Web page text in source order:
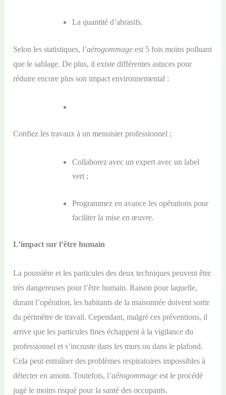
La quantité d’abrasifs.
Selon les statistiques, l’aérogommage est 5 fois moins polluant
que le sablage. De plus, il existe différentes astuces pour
réduire encore plus son impact environnemental :
Confiez les travaux à un menuisier professionnel ;
Collaborez avec un expert avec un label
vert ;
Programmez en avance les opérations pour
faciliter la mise en œuvre.
L’impact sur l’être humain
La poussière et les particules des deux techniques peuvent être
très dangereuses pour l’être humain. Raison pour laquelle,
durant l’opération, les habitants de la maisonnée doivent sortir
du périmètre de travail. Cependant, malgré ces préventions, il
arrive que les particules fines échappent à la vigilance du
professionnel et s’incruste dans les murs ou dans le plafond.
Cela peut entraîner des problèmes respiratoires impossibles à
détecter en amont. Toutefois, l’aérogommage est le procédé
jugé le moins risqué pour la santé des occupants.